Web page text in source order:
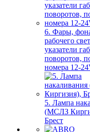
6. Фары,
рабочего
указатели
поворотов,
номера 12-
5. Лампа
(МСЛЗ
Брест